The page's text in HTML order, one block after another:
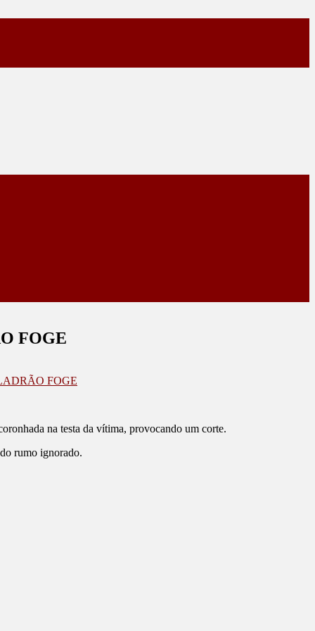
FOGE
FOGE
na testa da vítima, provocando um corte.
rumo ignorado.